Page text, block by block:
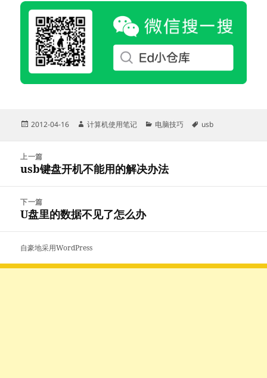
发
2012-04-16
作
计算机使用笔记
分
电脑技巧
标
usb
航
上一篇
上
文
章：
usb键盘开机不能用的解决办法
下一篇
下
篇
文
U盘里的数据不见了怎么办
自豪地采用WordPress